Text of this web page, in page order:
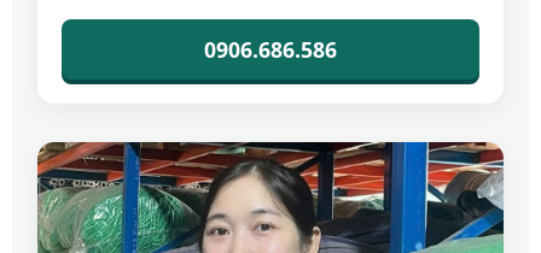
0906.686.586